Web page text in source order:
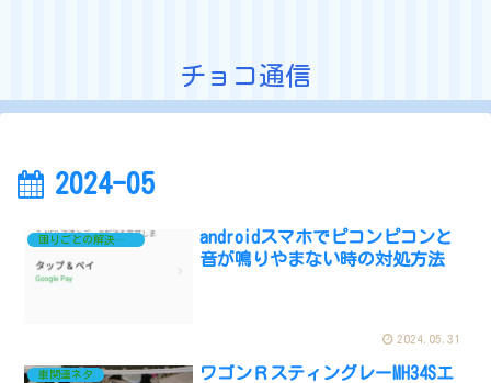
チョコ通信
2024-05
困りごとの解決ネタ
androidスマホでピコンピコンと
音が鳴りやまない時の対処方法
2024.05.31
車関連ネタ
ワゴンＲスティングレーMH34Sエ